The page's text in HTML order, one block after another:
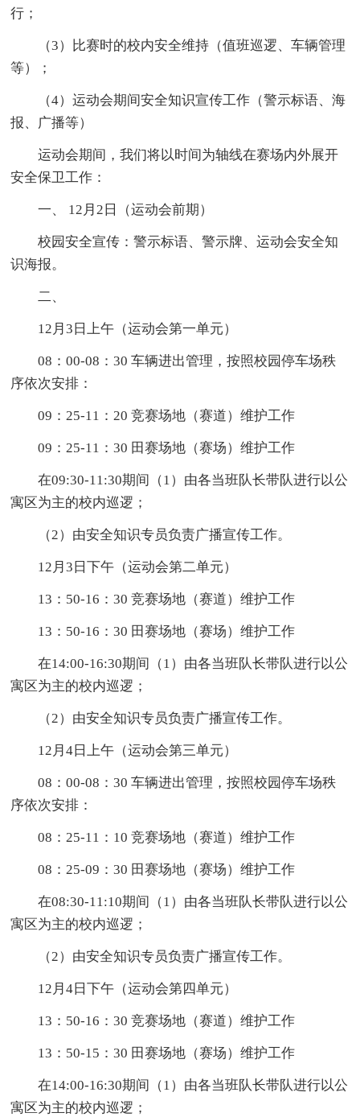
行；
（3）比赛时的校内安全维持（值班巡逻、车辆管理
等）；
（4）运动会期间安全知识宣传工作（警示标语、海
报、广播等）
运动会期间，我们将以时间为轴线在赛场内外展开
安全保卫工作：
一、 12月2日（运动会前期）
校园安全宣传：警示标语、警示牌、运动会安全知
识海报。
二、
12月3日上午（运动会第一单元）
08：00-08：30 车辆进出管理，按照校园停车场秩
序依次安排：
09：25-11：20 竞赛场地（赛道）维护工作
09：25-11：30 田赛场地（赛场）维护工作
在09:30-11:30期间（1）由各当班队长带队进行以公
寓区为主的校内巡逻；
（2）由安全知识专员负责广播宣传工作。
12月3日下午（运动会第二单元）
13：50-16：30 竞赛场地（赛道）维护工作
13：50-16：30 田赛场地（赛场）维护工作
在14:00-16:30期间（1）由各当班队长带队进行以公
寓区为主的校内巡逻；
（2）由安全知识专员负责广播宣传工作。
12月4日上午（运动会第三单元）
08：00-08：30 车辆进出管理，按照校园停车场秩
序依次安排：
08：25-11：10 竞赛场地（赛道）维护工作
08：25-09：30 田赛场地（赛场）维护工作
在08:30-11:10期间（1）由各当班队长带队进行以公
寓区为主的校内巡逻；
（2）由安全知识专员负责广播宣传工作。
12月4日下午（运动会第四单元）
13：50-16：30 竞赛场地（赛道）维护工作
13：50-15：30 田赛场地（赛场）维护工作
在14:00-16:30期间（1）由各当班队长带队进行以公
寓区为主的校内巡逻；